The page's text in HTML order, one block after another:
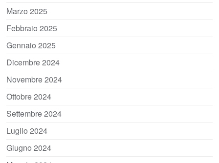
Marzo 2025
Febbraio 2025
Gennaio 2025
Dicembre 2024
Novembre 2024
Ottobre 2024
Settembre 2024
Luglio 2024
Giugno 2024